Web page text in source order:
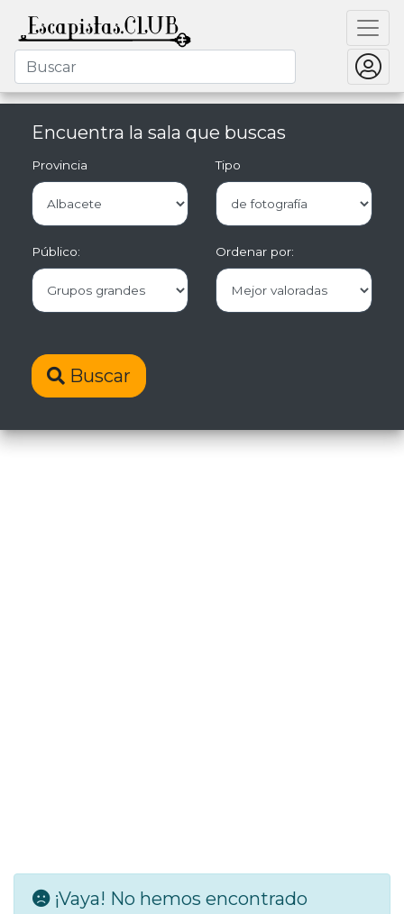
Encuentra la sala que buscas
Provincia Tipo
Público: Ordenar por:
Buscar
¡Vaya! No hemos encontrado